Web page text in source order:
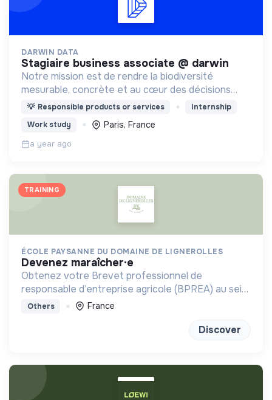
DARWIN DATA
stagiaire business associate @ darwin
Notre mission est de rendre la biodiversité
mesurable, concrète et au cœur des décisions
quotidiennes des entreprises.
💡 Responsible products or services
Internship
Work study
Paris, France
a year ago
TRAINING
ÉCOLE PAYSANNE DU DOMAINE DE LIGNEROLLES
devenez maraîcher·e
Obtenez votre Brevet professionnel de
responsable d’entreprise agricole (BPREA) au sein
d'une ferme en maraîchage bio-intensive
Others France
Discover